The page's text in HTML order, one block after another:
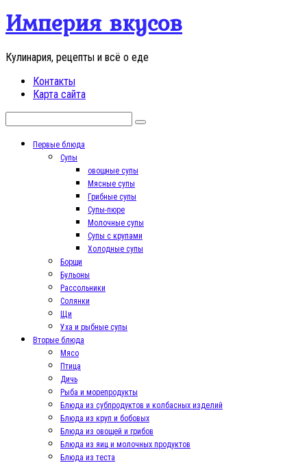
Перейти
контенту
Империя вкусов
Кулинария, рецепты и всё о еде
Контакты
Карта сайта
Первые блюда
Супы
овощные супы
Мясные супы
Грибные супы
Супы-пюре
Молочные супы
Супы с крупами
Холодные супы
Борщи
Бульоны
Рассольники
Солянки
Щи
Уха и рыбные супы
Вторые блюда
Мясо
Птица
Дичь
Рыба и морепродукты
Блюда из субпродуктов и колбасных изделий
Блюда из круп и бобовых
Блюда из овощей и грибов
Блюда из яиц и молочных продуктов
Блюда из теста